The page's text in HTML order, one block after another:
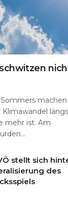
mehr ist. Am
stellt sich
des